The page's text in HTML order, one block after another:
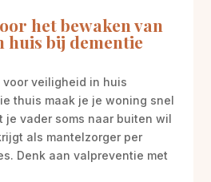
het bewaken van
huis bij dementie
veiligheid in huis
thuis maak je je woning snel
je vader soms naar buiten wil
als mantelzorger per
Denk aan valpreventie met